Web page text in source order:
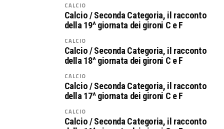
CALCIO
Calcio / Seconda Categoria, il racconto
della 19^ giornata dei gironi C e F
CALCIO
Calcio / Seconda Categoria, il racconto
della 18^ giornata dei gironi C e F
CALCIO
Calcio / Seconda Categoria, il racconto
della 17^ giornata dei gironi C e F
CALCIO
Calcio / Seconda Categoria, il racconto